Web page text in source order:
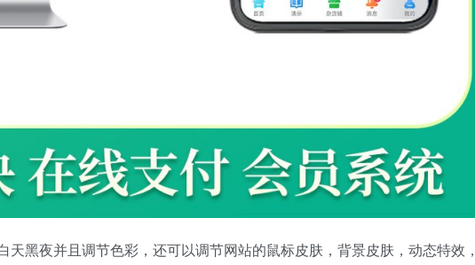
天黑夜并且调节色彩，还可以调节网站的鼠标皮肤，背景皮肤，动态特效